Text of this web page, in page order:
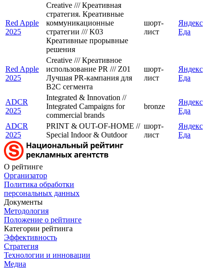
Red Apple
2025
Creative /// Креативная
стратегия. Креативные
коммуникационные
стратегии /// K03
Креативные прорывные
решения
шорт-
лист
Яндекс
Еда
Red Apple
2025
Creative /// Креативное
использование PR /// Z01
Лучшая PR-кампания для
B2C сегмента
шорт-
лист
Яндекс
Еда
ADCR
2025
Integrated & Innovation //
Integrated Campaigns for
commercial brands
bronze
Яндекс
Еда
ADCR
2025
PRINT & OUT-OF-HOME //
Special Indoor & Outdoor
шорт-
лист
Яндекс
Еда
О рейтинге
Организатор
Политика обработки
персональных данных
Документы
Методология
Положение о рейтинге
Категории рейтинга
Эффективность
Стратегия
Технологии и инновации
Медиа